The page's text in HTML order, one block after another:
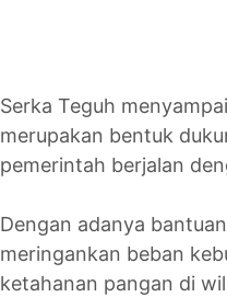
Serka Teguh
merupakan bentuk
pemerintah berjalan
Dengan adanya
meringankan beban
ketahanan pangan di